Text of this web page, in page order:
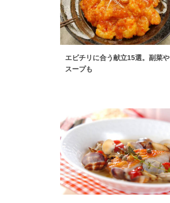
エビチリに合う献立15選。副菜や
スープも